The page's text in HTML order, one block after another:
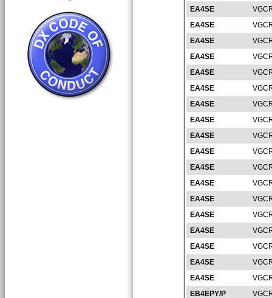
EA4SE
EA4SE
EA4SE
EA4SE
EA4SE
EA4SE
EA4SE
EA4SE
EA4SE
EA4SE
EA4SE
EA4SE
EA4SE
EA4SE
EA4SE
EA4SE
EA4SE
EA4SE
EB4EPY/P